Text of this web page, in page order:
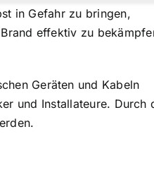
in Gefahr zu bringen,
effektiv zu
Geräten und Kabeln
und Installateure. Durch